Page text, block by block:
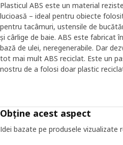
Plasticul ABS este un material
lucioasă – ideal pentru obiecte
pentru tacâmuri, ustensile de
și cârlige de baie. ABS este fabricat
bază de ulei, neregenerabile. Dar
tot mai mult ABS reciclat. Este un
nostru de a folosi doar plastic
Obține acest aspect
Idei bazate pe produsele vizualizate